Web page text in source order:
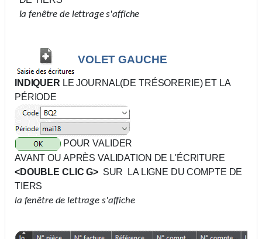
la fenêtre de lettrage s'affiche
VOLET GAUCHE
INDIQUER LE JOURNAL(DE TRÉSORERIE) ET LA
PÉRIODE
POUR VALIDER
AVANT OU APRÈS VALIDATION DE L'ÉCRITURE
<DOUBLE CLIC G> SUR LA LIGNE DU COMPTE DE
TIERS
la fenêtre de lettrage s'affiche